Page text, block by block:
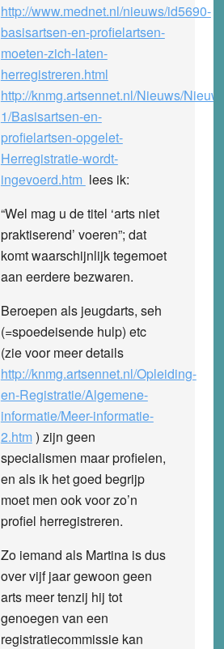
http://www.mednet.nl/nieuws/id5690-
basisartsen-en-profielartsen-
moeten-zich-laten-
herregistreren.html
http://knmg.artsennet.nl/Nieuws/
1/Basisartsen-en-
profielartsen-opgelet-
Herregistratie-wordt-
ingevoerd.htm lees ik:
“Wel mag u de titel ‘arts niet
praktiserend’ voeren”; dat
komt waarschijnlijk tegemoet
aan eerdere bezwaren.
Beroepen als jeugdarts, seh
(=spoedeisende hulp) etc
(zie voor meer details
http://knmg.artsennet.nl/Opleiding-
en-Registratie/Algemene-
informatie/Meer-informatie-
2.htm) zijn geen
specialismen maar profielen,
en als ik het goed begrijp
moet men ook voor zo’n
profiel herregistreren.
Zo iemand als Martina is dus
over vijf jaar gewoon geen
arts meer tenzij hij tot
genoegen van een
registratiecommissie kan